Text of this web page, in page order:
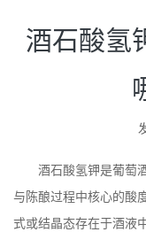
酒石酸氢
酒石酸氢钾是葡萄
与陈酿过程中核心的酸
式或结晶态存在于酒液